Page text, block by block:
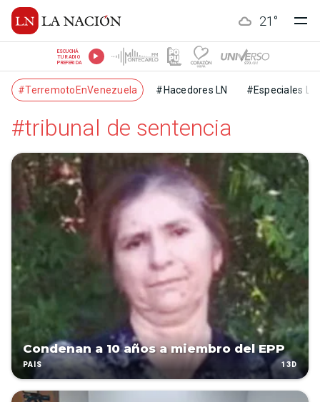
21 °
ESCUCHÁ
TU RADIO
PREFERIDA
#TerremotoEnVenezuela #Hacedores LN #Especiales LN
#tribunal de sentencia
Condenan a 10 años a miembro del EPP
PAÍS 13D